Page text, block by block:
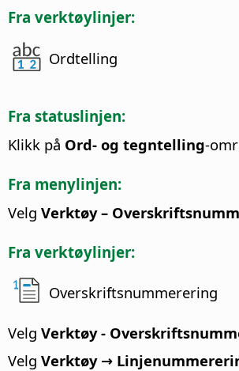
Fra verktøylinjer:
Ordtelling
Fra statuslinjen:
Klikk på Ord- og tegntelling-
Fra menylinjen:
Velg Verktøy –
Fra verktøylinjer:
Overskriftsnummerering
Velg Verktøy -
Velg Verktøy →